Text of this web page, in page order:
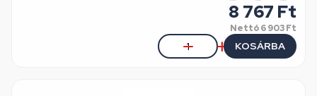
8 767 Ft
Nettó6 903 Ft
KOSÁRBA